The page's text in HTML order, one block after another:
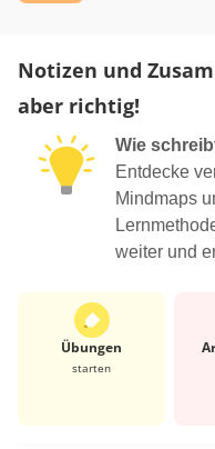
Notizen und
aber richtig!
Wie
Entdecke
Mindmaps
weiter und
Übungen
starten